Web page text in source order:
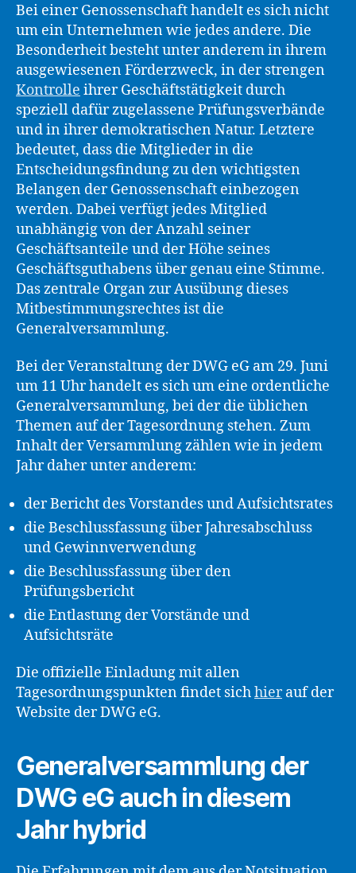
Bei einer Genossenschaft handelt es sich nicht
um ein Unternehmen wie jedes andere. Die
Besonderheit besteht unter anderem in ihrem
ausgewiesenen Förderzweck, in der strengen
Kontrolle ihrer Geschäftstätigkeit durch
speziell dafür zugelassene Prüfungsverbände
und in ihrer demokratischen Natur. Letztere
bedeutet, dass die Mitglieder in die
Entscheidungsfindung zu den wichtigsten
Belangen der Genossenschaft einbezogen
werden. Dabei verfügt jedes Mitglied
unabhängig von der Anzahl seiner
Geschäftsanteile und der Höhe seines
Geschäftsguthabens über genau eine Stimme.
Das zentrale Organ zur Ausübung dieses
Mitbestimmungsrechtes ist die
Generalversammlung.
Bei der Veranstaltung der DWG eG am 29. Juni
um 11 Uhr handelt es sich um eine ordentliche
Generalversammlung, bei der die üblichen
Themen auf der Tagesordnung stehen. Zum
Inhalt der Versammlung zählen wie in jedem
Jahr daher unter anderem:
der Bericht des Vorstandes und Aufsichtsrates
die Beschlussfassung über Jahresabschluss
und Gewinnverwendung
die Beschlussfassung über den
Prüfungsbericht
die Entlastung der Vorstände und
Aufsichtsräte
Die offizielle Einladung mit allen
Tagesordnungspunkten findet sichhierauf der
Website der DWG eG.
Generalversammlung der
DWG eG auch in diesem
Jahr hybrid